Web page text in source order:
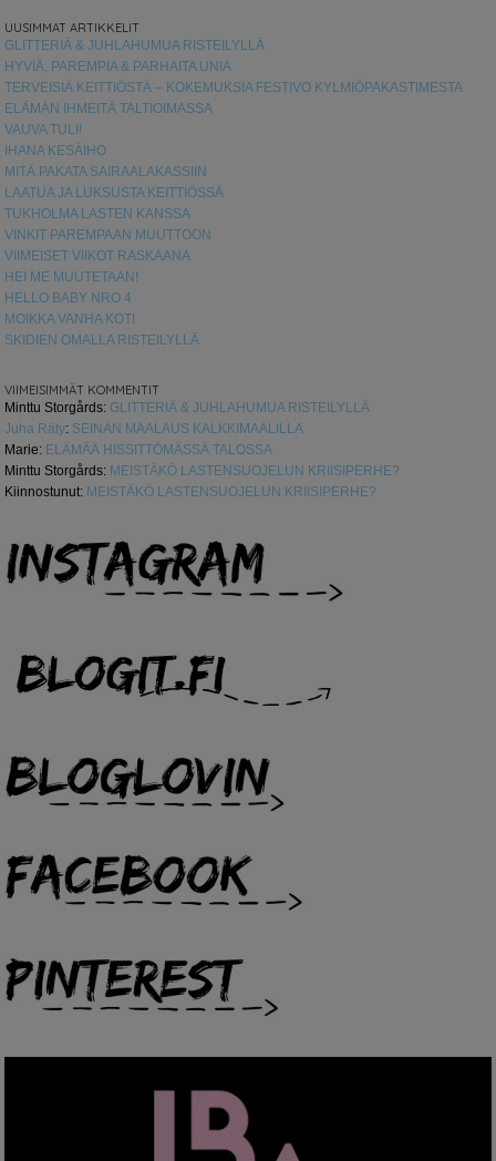
UUSIMMAT ARTIKKELIT
GLITTERIÄ & JUHLAHUMUA RISTEILYLLÄ
HYVIÄ, PAREMPIA & PARHAITA UNIA
TERVEISIÄ KEITTIÖSTÄ – KOKEMUKSIA FESTIVO KYLMIÖPAKASTIMESTA
ELÄMÄN IHMEITÄ TALTIOIMASSA
VAUVA TULI!
IHANA KESÄIHO
MITÄ PAKATA SAIRAALAKASSIIN
LAATUA JA LUKSUSTA KEITTIÖSSÄ
TUKHOLMA LASTEN KANSSA
VINKIT PAREMPAAN MUUTTOON
VIIMEISET VIIKOT RASKAANA
HEI ME MUUTETAAN!
HELLO BABY NRO 4
MOIKKA VANHA KOTI
SKIDIEN OMALLA RISTEILYLLÄ
VIIMEISIMMÄT KOMMENTIT
Minttu Storgårds: GLITTERIÄ & JUHLAHUMUA RISTEILYLLÄ
Juha Räty: SEINÄN MAALAUS KALKKIMAALILLA
Marie: ELÄMÄÄ HISSITTÖMÄSSÄ TALOSSA
Minttu Storgårds: MEISTÄKÖ LASTENSUOJELUN KRIISIPERHE?
Kiinnostunut: MEISTÄKÖ LASTENSUOJELUN KRIISIPERHE?